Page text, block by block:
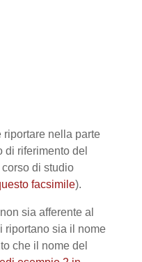
riportare nella parte
di riferimento del
di studio
facsimile).
sia afferente al
riportano sia il nome
che il nome del